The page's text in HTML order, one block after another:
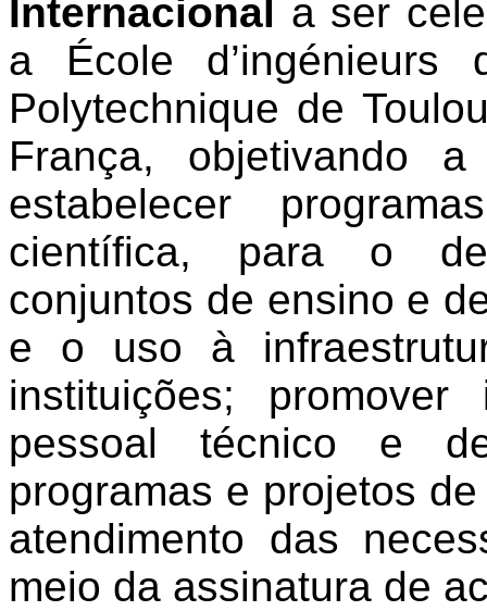
Internacional a ser
a École
Polytechnique de
França, objetivando a
estabelecer
científica, para o
conjuntos de ensino e
e o uso à
instituições; promover
pessoal técnico e
programas e projetos
atendimento das
meio da assinatura de